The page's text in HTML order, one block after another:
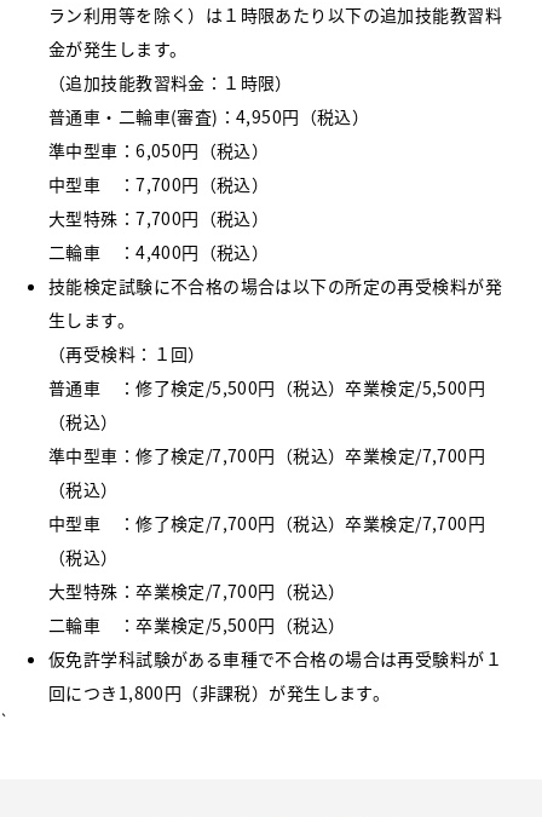
ラン利用等を除く）は１時限あたり以下の追加技能教習料
金が発生します。
（追加技能教習料金：１時限）
普通車・二輪車(審査)：4,950円（税込）
準中型車：6,050円（税込）
中型車 ：7,700円（税込）
大型特殊：7,700円（税込）
二輪車 ：4,400円（税込）
技能検定試験に不合格の場合は以下の所定の再受検料が発
生します。
（再受検料：１回）
普通車 ：修了検定/5,500円（税込）卒業検定/5,500円
（税込）
準中型車：修了検定/7,700円（税込）卒業検定/7,700円
（税込）
中型車 ：修了検定/7,700円（税込）卒業検定/7,700円
（税込）
大型特殊：卒業検定/7,700円（税込）
二輪車 ：卒業検定/5,500円（税込）
仮免許学科試験がある車種で不合格の場合は再受験料が１
回につき1,800円（非課税）が発生します。
`